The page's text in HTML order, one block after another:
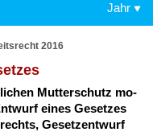
Jahr
2016
Mut­ter­schutz mo­
ei­nes Ge­set­zes
Ge­setz­ent­wurf